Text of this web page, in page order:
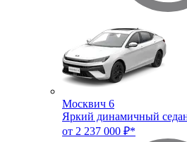
Москвич 6
Яркий динамичный
от 2 237 000 ₽*